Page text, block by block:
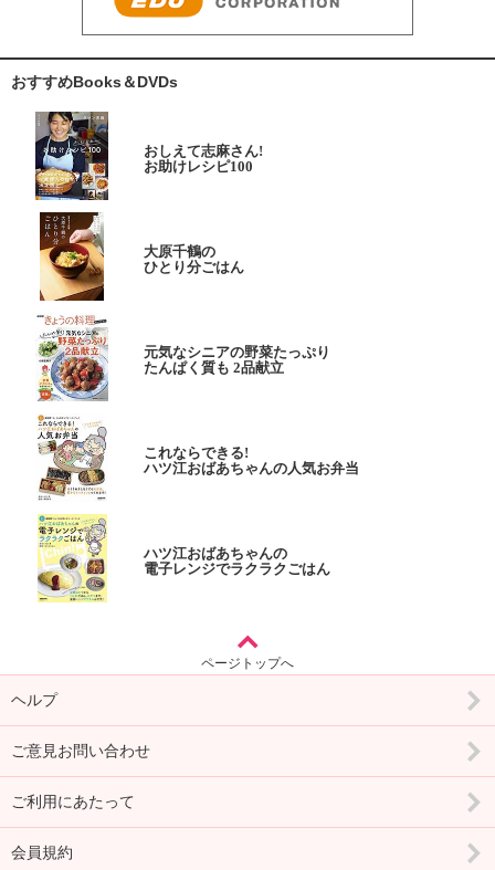
おすすめBooks＆DVDs
おしえて志麻さん!
お助けレシピ100
大原千鶴の
ひとり分ごはん
元気なシニアの野菜たっぷり
たんぱく質も 2品献立
これならできる!
ハツ江おばあちゃんの人気お弁当
ハツ江おばあちゃんの
電子レンジでラクラクごはん
ページトップへ
ヘルプ
ご意見お問い合わせ
ご利用にあたって
会員規約